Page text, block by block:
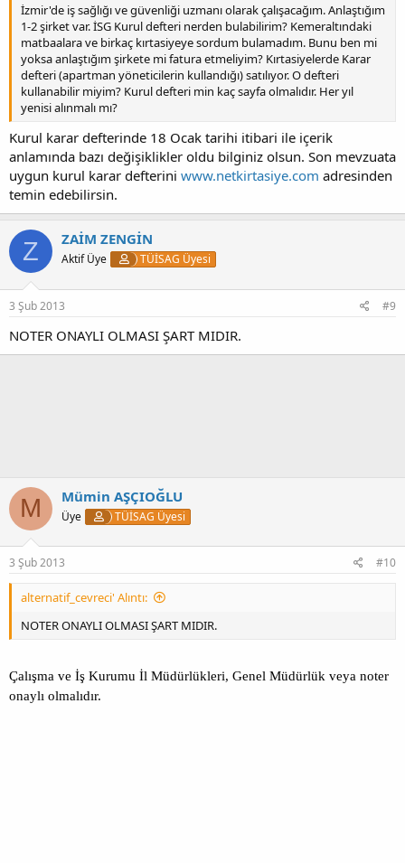
İzmir'de iş sağlığı ve güvenliği uzmanı olarak çalışacağım. Anlaştığım
1-2 şirket var. İSG Kurul defteri nerden bulabilirim? Kemeraltındaki
matbaalara ve birkaç kırtasiyeye sordum bulamadım. Bunu ben mi
yoksa anlaştığım şirkete mi fatura etmeliyim? Kırtasiyelerde Karar
defteri (apartman yöneticilerin kullandığı) satılıyor. O defteri
kullanabilir miyim? Kurul defteri min kaç sayfa olmalıdır. Her yıl
yenisi alınmalı mı?
Kurul karar defterinde 18 Ocak tarihi itibari ile içerik
anlamında bazı değişiklikler oldu bilginiz olsun. Son mevzuata
uygun kurul karar defterini www.netkirtasiye.com adresinden
temin edebilirsin.
Z ZAİM ZENGİN
Aktif Üye TÜİSAG Üyesi
3 Şub 2013 #9
NOTER ONAYLI OLMASI ŞART MIDIR.
M Mümin AŞÇIOĞLU
Üye TÜİSAG Üyesi
3 Şub 2013 #10
alternatif_cevreci' Alıntı:
NOTER ONAYLI OLMASI ŞART MIDIR.
Çalışma ve İş Kurumu İl Müdürlükleri, Genel Müdürlük veya noter
onaylı olmalıdır.